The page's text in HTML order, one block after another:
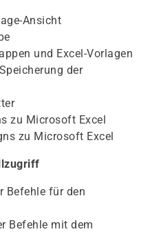
Ansicht
und Excel-Vorlagen
der
zu Microsoft Excel
zu Microsoft Excel
Befehle für den
Befehle mit dem